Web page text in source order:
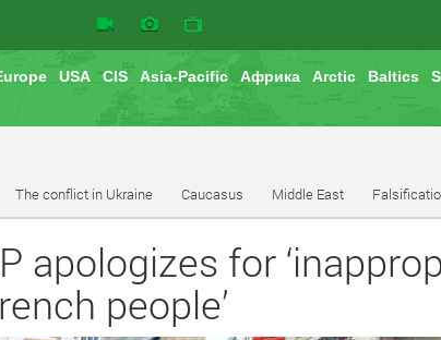
USA CIS Asia-Pacific Африка Arctic Baltics
The conflict in Ukraine Caucasus Middle East
apologizes for
people’